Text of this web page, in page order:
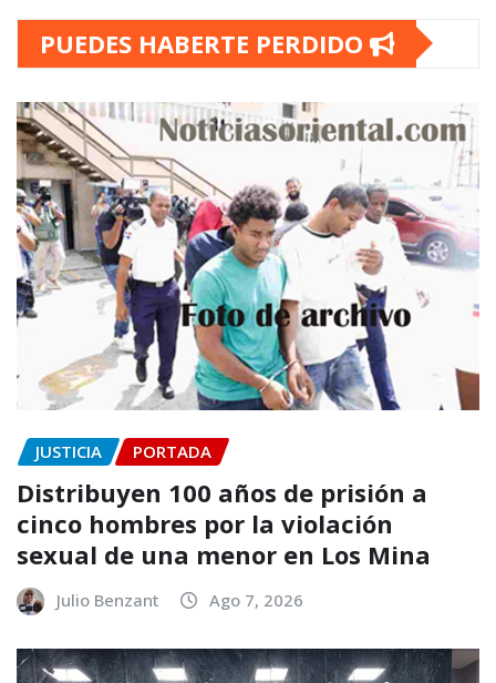
PUEDES HABERTE PERDIDO
JUSTICIA PORTADA
Distribuyen 100 años de prisión a
cinco hombres por la violación
sexual de una menor en Los Mina
Julio Benzant Ago 7, 2026